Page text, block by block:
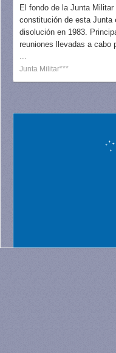
El fondo de la Junta
constitución de esta Junta
disolución en 1983.
reuniones llevadas a cabo
...
Junta Militar***